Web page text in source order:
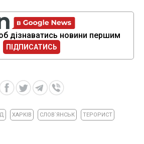
дізнаватись новини першим
ПІДПИСАТИСЬ
ХАРКІВ СЛОВ`ЯНСЬК ТЕРОРИСТ